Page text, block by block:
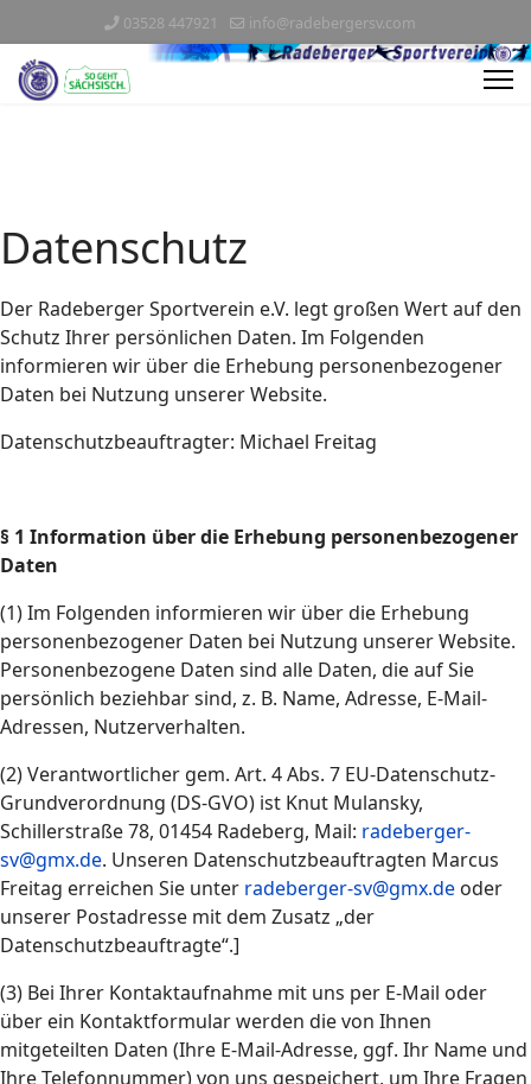
03528 447921 info@radebergersv.com
Datenschutz
Der Radeberger Sportverein e.V. legt großen Wert auf den
Schutz Ihrer persönlichen Daten. Im Folgenden
informieren wir über die Erhebung personenbezogener
Daten bei Nutzung unserer Website.
Datenschutzbeauftragter: Michael Freitag
§ 1 Information über die Erhebung personenbezogener
Daten
(1) Im Folgenden informieren wir über die Erhebung
personenbezogener Daten bei Nutzung unserer Website.
Personenbezogene Daten sind alle Daten, die auf Sie
persönlich beziehbar sind, z. B. Name, Adresse, E-Mail-
Adressen, Nutzerverhalten.
(2) Verantwortlicher gem. Art. 4 Abs. 7 EU-Datenschutz-
Grundverordnung (DS-GVO) ist Knut Mulansky,
Schillerstraße 78, 01454 Radeberg, Mail: radeberger-
sv@gmx.de. Unseren Datenschutzbeauftragten Marcus
Freitag erreichen Sie unter radeberger-sv@gmx.de oder
unserer Postadresse mit dem Zusatz „der
Datenschutzbeauftragte“.]
(3) Bei Ihrer Kontaktaufnahme mit uns per E-Mail oder
über ein Kontaktformular werden die von Ihnen
mitgeteilten Daten (Ihre E-Mail-Adresse, ggf. Ihr Name und
Ihre Telefonnummer) von uns gespeichert, um Ihre Fragen